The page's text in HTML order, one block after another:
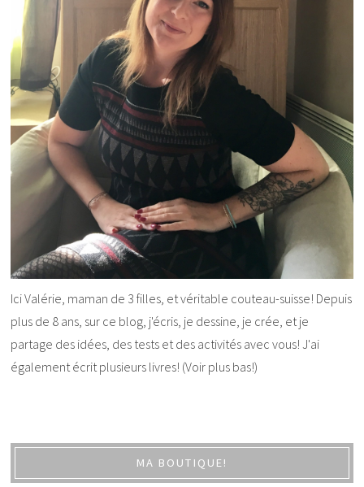
Ici Valérie, maman de 3 filles, et véritable couteau-suisse! Depuis
plus de 8 ans, sur ce blog, j'écris, je dessine, je crée, et je
partage des idées, des tests et des activités avec vous! J'ai
également écrit plusieurs livres! (Voir plus bas!)
MA BOUTIQUE!